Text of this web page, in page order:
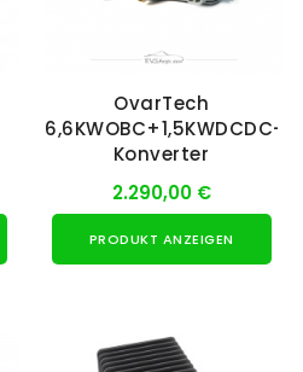
OvarTech
6,6KWOBC+1,5KWDCDC-
Konverter
2.290,00 €
PRODUKT ANZEIGEN